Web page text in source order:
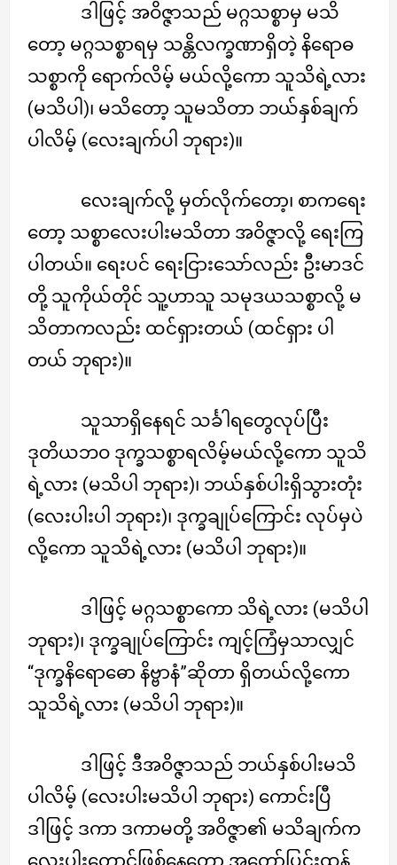
ဒါဖြင့် အဝိဇ္ဇာသည် မဂ္ဂသစ္စာမှ မသိ
တော့ မဂ္ဂသစ္စာရမှ သန္တိလက္ခဏာရှိတဲ့ နိရောဓ
သစ္စာကို ရောက်လိမ့် မယ်လို့ကော သူသိရဲ့လား
(မသိပါ)၊ မသိတော့ သူမသိတာ ဘယ်နှစ်ချက်
ပါလိမ့် (လေးချက်ပါ ဘုရား)။
လေးချက်လို့ မှတ်လိုက်တော့၊ စာကရေး
တော့ သစ္စာလေးပါးမသိတာ အဝိဇ္ဇာလို့ ရေးကြ
ပါတယ်။ ရေးပင် ရေးငြားသော်လည်း ဦးမာဒင်
တို့ သူကိုယ်တိုင် သူ့ဟာသူ သမုဒယသစ္စာလို့ မ
သိတာကလည်း ထင်ရှားတယ် (ထင်ရှား ပါ
တယ် ဘုရား)။
သူသာရှိနေရင် သင်္ခါရတွေလုပ်ပြီး
ဒုတိယဘဝ ဒုက္ခသစ္စာရလိမ့်မယ်လို့ကော သူသိ
ရဲ့လား (မသိပါ ဘုရား)၊ ဘယ်နှစ်ပါးရှိသွားတုံး
(လေးပါးပါ ဘုရား)၊ ဒုက္ခချုပ်ကြောင်း လုပ်မှပဲ
လို့ကော သူသိရဲ့လား (မသိပါ ဘုရား)။
ဒါဖြင့် မဂ္ဂသစ္စာကော သိရဲ့လား (မသိပါ
ဘုရား)၊ ဒုက္ခချုပ်ကြောင်း ကျင့်ကြံမှသာလျှင်
“ဒုက္ခနိရောဓော နိဗ္ဗာနံ”ဆိုတာ ရှိတယ်လို့ကော
သူသိရဲ့လား (မသိပါ ဘုရား)။
ဒါဖြင့် ဒီအဝိဇ္ဇာသည် ဘယ်နှစ်ပါးမသိ
ပါလိမ့် (လေးပါးမသိပါ ဘုရား) ကောင်းပြီ
ဒါဖြင့် ဒကာ ဒကာမတို့ အဝိဇ္ဇာ၏ မသိချက်က
လေးပါးတောင်ဖြစ်နေတော့ အတော်ပြင်းထန်